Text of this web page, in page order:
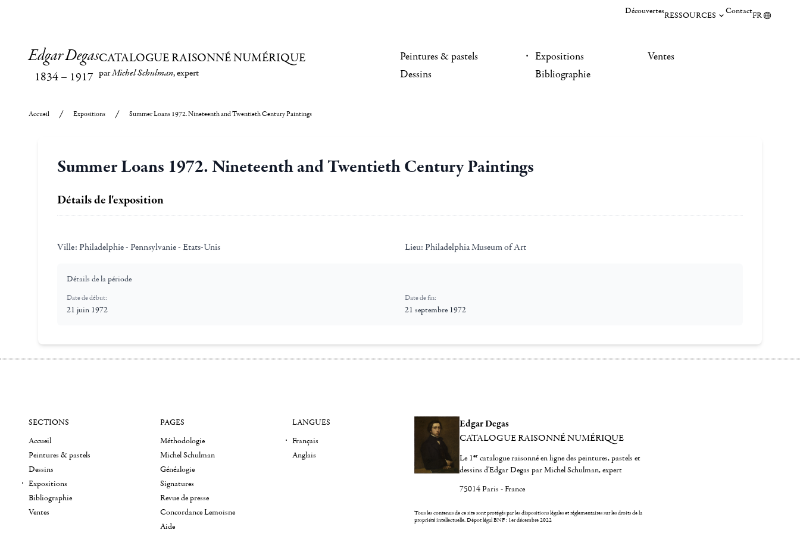
DécouvertesRESSOURCES ContactFR
Edgar Degas
1834– 1917
CATALOGUE RAISONNÉ NUMÉRIQUE
parMichel Schulman, expert
Peintures & pastels
Dessins
Expositions
Bibliographie
Ventes
Accueil Expositions Summer Loans 1972. Nineteenth and Twentieth Century Paintings
Summer Loans 1972. Nineteenth and Twentieth Century Paintings
Détails de l'exposition
Ville: Philadelphie - Pennsylvanie - Etats-Unis Lieu: Philadelphia Museum of Art
Détails de la période
Date de début:
21 juin 1972
Date de fin:
21 septembre 1972
Edgar Degas
CATALOGUE RAISONNÉ NUMÉRIQUE
Le 1er catalogue raisonné en ligne des peintures, pastels et
dessins d'Edgar Degas par Michel Schulman, expert
75014 Paris - France
Tous les contenus de ce site sont protégés par les dispositions légales et réglementaires sur les droits de la
propriété intellectuelle.Dépot légal BNF : 1er décembre 2022
SECTIONS
Accueil
Peintures & pastels
Dessins
Expositions
Bibliographie
Ventes
PAGES
Méthodologie
Michel Schulman
Généalogie
Signatures
Revue de presse
Concordance Lemoisne
Aide
LANGUES
Français
Anglais